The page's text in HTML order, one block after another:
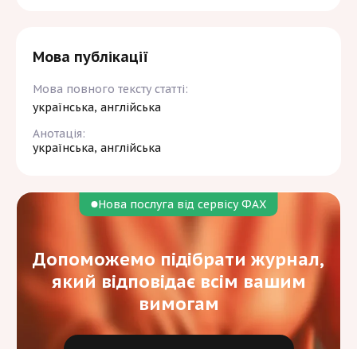
Мова публікації
Мова повного тексту статті:
українська, англійська
Анотація:
українська, англійська
Нова послуга від сервісу ФАХ
Допоможемо підібрати журнал,
який відповідає всім вашим
вимогам